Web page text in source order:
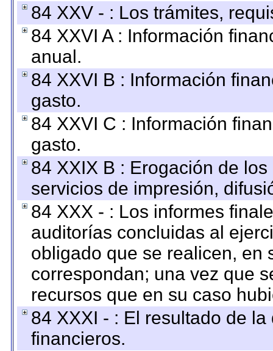
84 XXV - : Los trámites,
84 XXVI A : Información
anual.
84 XXVI B : Información
gasto.
84 XXVI C : Información
gasto.
84 XXIX B : Erogación de
servicios de impresión,
84 XXX - : Los informes
auditorías concluidas al
obligado que se realicen, en
correspondan; una vez que
recursos que en su caso
84 XXXI - : El resultado de
financieros.